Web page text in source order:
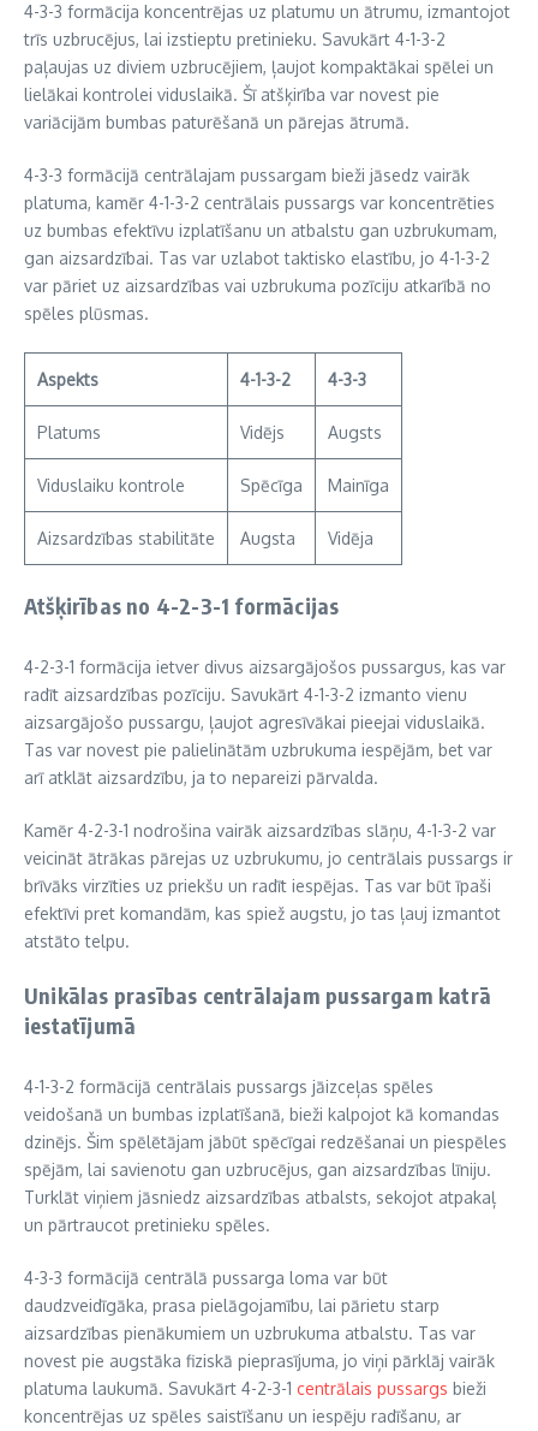
4-3-3 formācija koncentrējas uz platumu un ātrumu, izmantojot
trīs uzbrucējus, lai izstieptu pretinieku. Savukārt 4-1-3-2
paļaujas uz diviem uzbrucējiem, ļaujot kompaktākai spēlei un
lielākai kontrolei viduslaikā. Šī atšķirība var novest pie
variācijām bumbas paturēšanā un pārejas ātrumā.
4-3-3 formācijā centrālajam pussargam bieži jāsedz vairāk
platuma, kamēr 4-1-3-2 centrālais pussargs var koncentrēties
uz bumbas efektīvu izplatīšanu un atbalstu gan uzbrukumam,
gan aizsardzībai. Tas var uzlabot taktisko elastību, jo 4-1-3-2
var pāriet uz aizsardzības vai uzbrukuma pozīciju atkarībā no
spēles plūsmas.
Aspekts 4-1-3-2 4-3-3
Platums Vidējs Augsts
Viduslaiku kontrole Spēcīga Mainīga
Aizsardzības stabilitāte Augsta Vidēja
Atšķirības no 4-2-3-1 formācijas
4-2-3-1 formācija ietver divus aizsargājošos pussargus, kas var
radīt aizsardzības pozīciju. Savukārt 4-1-3-2 izmanto vienu
aizsargājošo pussargu, ļaujot agresīvākai pieejai viduslaikā.
Tas var novest pie palielinātām uzbrukuma iespējām, bet var
arī atklāt aizsardzību, ja to nepareizi pārvalda.
Kamēr 4-2-3-1 nodrošina vairāk aizsardzības slāņu, 4-1-3-2 var
veicināt ātrākas pārejas uz uzbrukumu, jo centrālais pussargs ir
brīvāks virzīties uz priekšu un radīt iespējas. Tas var būt īpaši
efektīvi pret komandām, kas spiež augstu, jo tas ļauj izmantot
atstāto telpu.
Unikālas prasības centrālajam pussargam katrā
iestatījumā
4-1-3-2 formācijā centrālais pussargs jāizceļas spēles
veidošanā un bumbas izplatīšanā, bieži kalpojot kā komandas
dzinējs. Šim spēlētājam jābūt spēcīgai redzēšanai un piespēles
spējām, lai savienotu gan uzbrucējus, gan aizsardzības līniju.
Turklāt viņiem jāsniedz aizsardzības atbalsts, sekojot atpakaļ
un pārtraucot pretinieku spēles.
4-3-3 formācijā centrālā pussarga loma var būt
daudzveidīgāka, prasa pielāgojamību, lai pārietu starp
aizsardzības pienākumiem un uzbrukuma atbalstu. Tas var
novest pie augstāka fiziskā pieprasījuma, jo viņi pārklāj vairāk
platuma laukumā. Savukārt 4-2-3-1 centrālais pussargs bieži
koncentrējas uz spēles saistīšanu un iespēju radīšanu, ar